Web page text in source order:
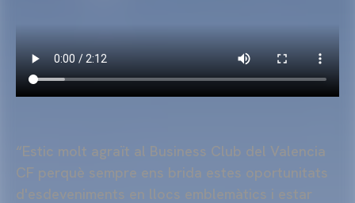
“Estic molt agraït al Business Club del Valencia
CF perquè sempre ens brida estes oportunitats
d'esdeveniments en llocs emblemàtics i estar